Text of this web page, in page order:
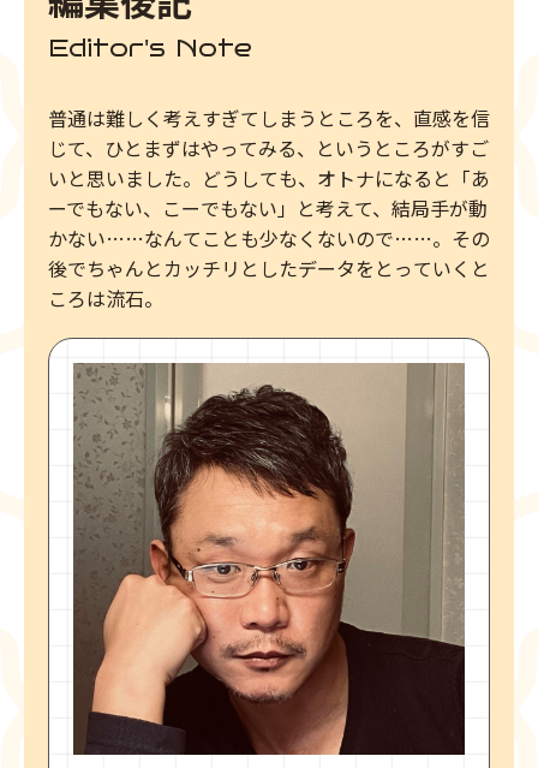
Editor's Note
普通は難しく考えすぎてしまうところを、直感を信
じて、ひとまずはやってみる、というところがすご
いと思いました。どうしても、オトナになると「あ
ーでもない、こーでもない」と考えて、結局手が動
かない……なんてことも少なくないので……。その
後でちゃんとカッチリとしたデータをとっていくと
ころは流石。